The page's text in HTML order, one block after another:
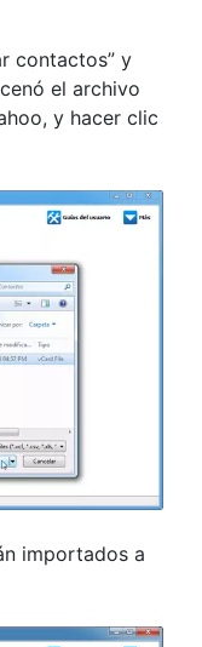
contactos” y
el archivo
y hacer clic
importados a